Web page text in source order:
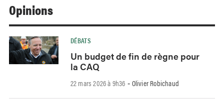
Opinions
DÉBATS
Un budget de fin de règne pour
la CAQ
22 mars 2026 à 9h36 - Olivier Robichaud